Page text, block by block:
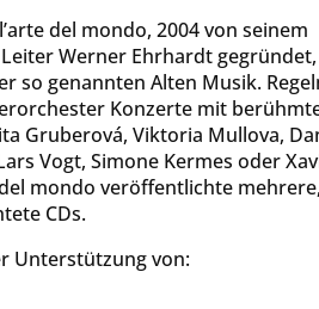
del mondo, 2004 von seinem
Werner Ehrhardt
so genannten Alten Musik.
Konzerte mit
Gruberová, Viktoria Mullova,
Vogt, Simone Kermes oder
mondo veröffentlichte
CDs.
Unterstützung von: